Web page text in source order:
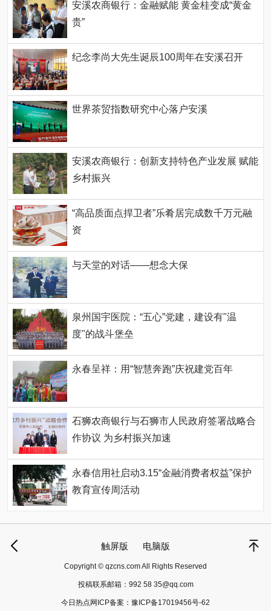
安溪农商银行：金融赋能 黄金桂变成“黄金
贵”
纪念李尚大先生诞辰100周年在安溪召开
世界茶贸指数研究中心落户安溪
安溪农商银行：创新支持特色产业发展 赋能
乡村振兴
“高品质面点捍卫者”乐肴居完成数千万元融
资
与天堂的对话——想念大保
泉州国宇医院：“五心”党建，建设有"温
度"的战斗堡垒
永春呈祥：用“智慧奔跑”庆祝建党百年
石狮农商银行与石狮市人民政府签署战略合
作协议 为乡村振兴加速
永春信用社启动3.15“金融消费者权益”保护
教育宣传周活动
触屏版 电脑版
Copyright © qzcns.com All Rights Reserved
投稿联系邮箱： 992 58 35@qq.com
今日热点网ICP备案： 豫ICP备17019456号-62